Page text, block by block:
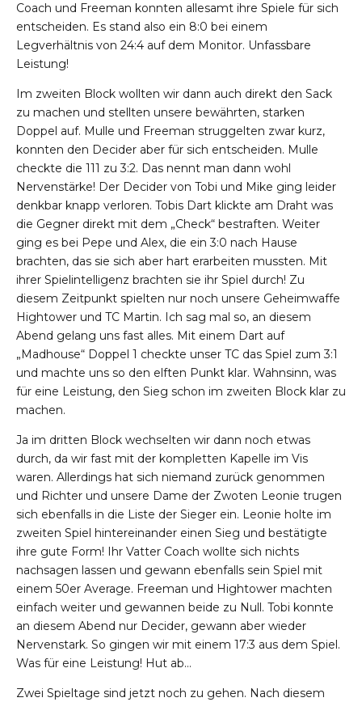
Coach und Freeman konnten allesamt ihre Spiele für sich
entscheiden. Es stand also ein 8:0 bei einem
Legverhältnis von 24:4 auf dem Monitor. Unfassbare
Leistung!
Im zweiten Block wollten wir dann auch direkt den Sack
zu machen und stellten unsere bewährten, starken
Doppel auf. Mulle und Freeman struggelten zwar kurz,
konnten den Decider aber für sich entscheiden. Mulle
checkte die 111 zu 3:2. Das nennt man dann wohl
Nervenstärke! Der Decider von Tobi und Mike ging leider
denkbar knapp verloren. Tobis Dart klickte am Draht was
die Gegner direkt mit dem „Check“ bestraften. Weiter
ging es bei Pepe und Alex, die ein 3:0 nach Hause
brachten, das sie sich aber hart erarbeiten mussten. Mit
ihrer Spielintelligenz brachten sie ihr Spiel durch! Zu
diesem Zeitpunkt spielten nur noch unsere Geheimwaffe
Hightower und TC Martin. Ich sag mal so, an diesem
Abend gelang uns fast alles. Mit einem Dart auf
„Madhouse“ Doppel 1 checkte unser TC das Spiel zum 3:1
und machte uns so den elften Punkt klar. Wahnsinn, was
für eine Leistung, den Sieg schon im zweiten Block klar zu
machen.
Ja im dritten Block wechselten wir dann noch etwas
durch, da wir fast mit der kompletten Kapelle im Vis
waren. Allerdings hat sich niemand zurück genommen
und Richter und unsere Dame der Zwoten Leonie trugen
sich ebenfalls in die Liste der Sieger ein. Leonie holte im
zweiten Spiel hintereinander einen Sieg und bestätigte
ihre gute Form! Ihr Vatter Coach wollte sich nichts
nachsagen lassen und gewann ebenfalls sein Spiel mit
einem 50er Average. Freeman und Hightower machten
einfach weiter und gewannen beide zu Null. Tobi konnte
an diesem Abend nur Decider, gewann aber wieder
Nervenstark. So gingen wir mit einem 17:3 aus dem Spiel.
Was für eine Leistung! Hut ab…
Zwei Spieltage sind jetzt noch zu gehen. Nach diesem